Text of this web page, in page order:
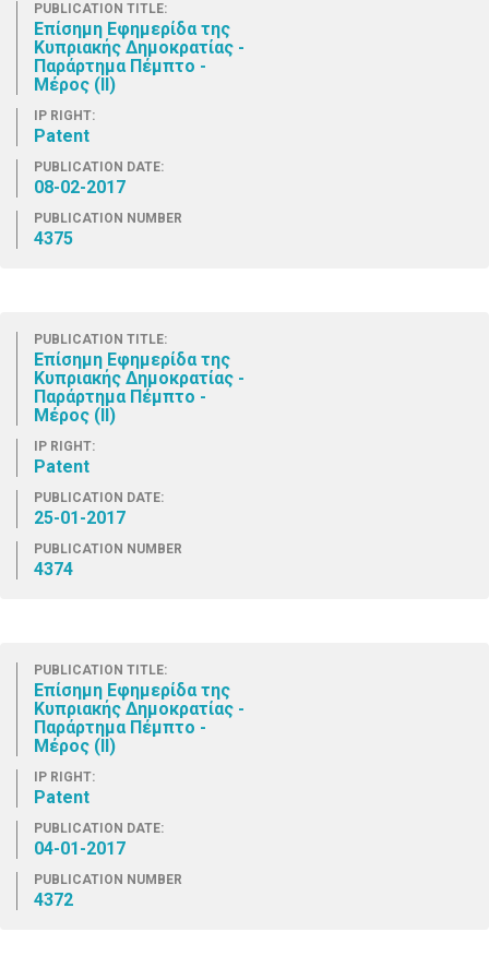
PUBLICATION TITLE:
Επίσημη Εφημερίδα της
Κυπριακής Δημοκρατίας -
Παράρτημα Πέμπτο -
Μέρος (ΙΙ)
IP RIGHT:
Patent
PUBLICATION DATE:
08-02-2017
PUBLICATION NUMBER
4375
PUBLICATION TITLE:
Επίσημη Εφημερίδα της
Κυπριακής Δημοκρατίας -
Παράρτημα Πέμπτο -
Μέρος (ΙΙ)
IP RIGHT:
Patent
PUBLICATION DATE:
25-01-2017
PUBLICATION NUMBER
4374
PUBLICATION TITLE:
Επίσημη Εφημερίδα της
Κυπριακής Δημοκρατίας -
Παράρτημα Πέμπτο -
Μέρος (ΙΙ)
IP RIGHT:
Patent
PUBLICATION DATE:
04-01-2017
PUBLICATION NUMBER
4372